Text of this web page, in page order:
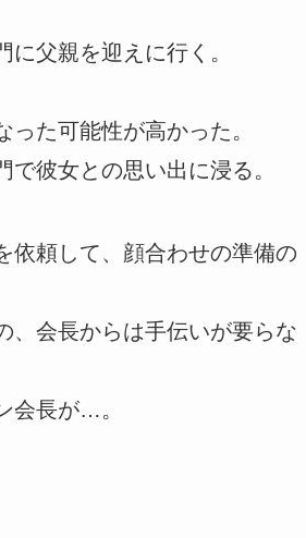
父親を迎えに行く。
た可能性が高かった。
彼女との思い出に浸る。
依頼して、顔合わせの準備の
、会長からは手伝いが要らな
会長が…。